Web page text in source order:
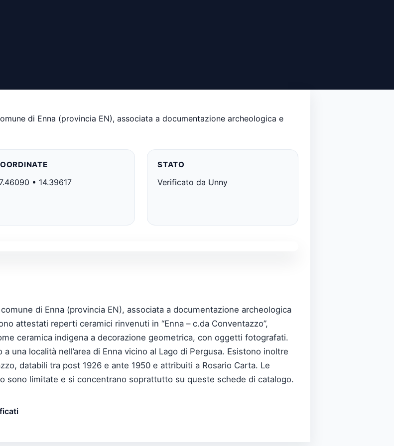
di Enna (provincia EN), associata a documentazione archeologica e
• 14.39617
STATO
Verificato da Unny
di Enna (provincia EN), associata a documentazione archeologica
attestati reperti ceramici rinvenuti in “Enna – c.da Conventazzo”,
ceramica indigena a decorazione geometrica, con oggetti fotografati.
una località nell’area di Enna vicino al Lago di Pergusa. Esistono inoltre
databili tra post 1926 e ante 1950 e attribuiti a Rosario Carta. Le
sono limitate e si concentrano soprattutto su queste schede di catalogo.